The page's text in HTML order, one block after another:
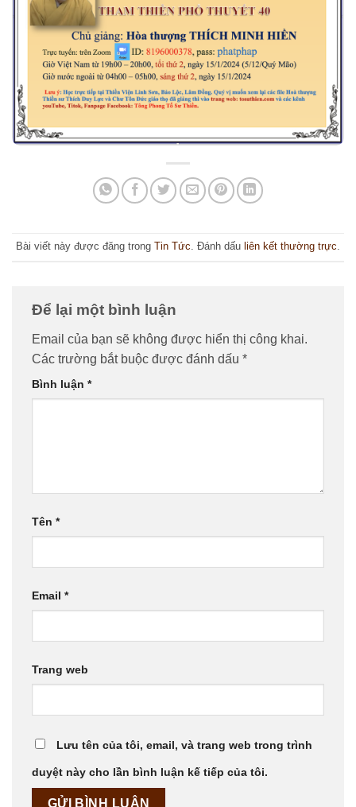
Bài viết này được đăng trong Tin Tức. Đánh dấu liên kết thường trực.
Để lại một bình luận
Email của bạn sẽ không được hiển thị công khai.
Các trường bắt buộc được đánh dấu *
Bình luận *
Tên *
Email *
Trang web
Lưu tên của tôi, email, và trang web trong trình
duyệt này cho lần bình luận kế tiếp của tôi.